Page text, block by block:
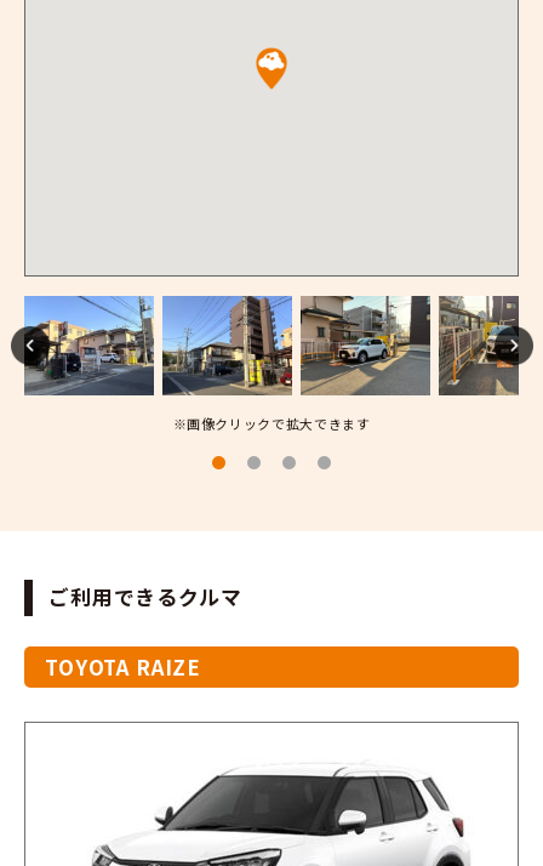
※画像クリックで拡大できます
ご利用できるクルマ
TOYOTA RAIZE